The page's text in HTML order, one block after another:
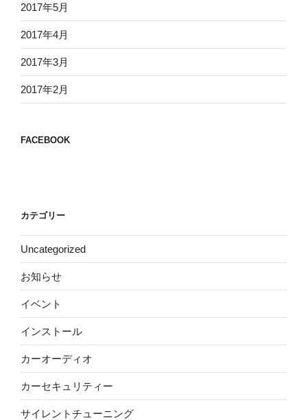
2017年5月
2017年4月
2017年3月
2017年2月
FACEBOOK
カテゴリー
Uncategorized
お知らせ
イベント
インストール
カーオーディオ
カーセキュリティー
サイレントチューニング